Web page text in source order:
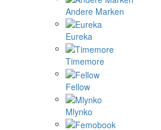
Andere Marken
Eureka
Timemore
Fellow
Mlynko